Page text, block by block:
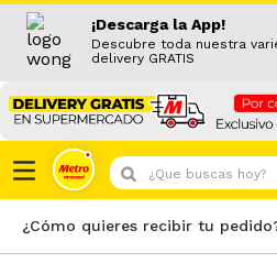
¡Descarga la App!
Descubre toda nuestra
delivery GRATIS
¿Que buscas hoy?
¿Cómo quieres recibir tu
bandeja-sanitaria-pets-
Resultado de búsqueda